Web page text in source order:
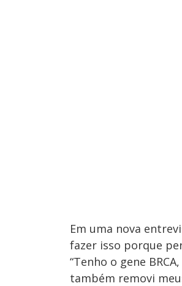
Em uma nova
fazer isso porque
“Tenho o gene
também removi